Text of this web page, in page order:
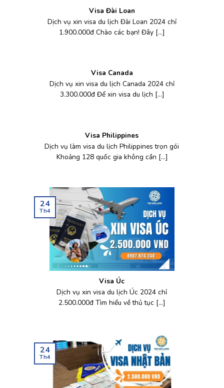
Visa Đài Loan
Dịch vụ xin visa du lịch Đài Loan 2024 chỉ
1.900.000đ Chào các bạn! Đây [...]
Visa Canada
Dịch vụ xin visa du lịch Canada 2024 chỉ
3.300.000đ Để xin visa du lịch [...]
Visa Philippines
Dịch vụ làm visa du lịch Philippines trọn gói
Khoảng 128 quốc gia không cần [...]
Visa Úc
Dịch vụ xin visa du lịch Úc 2024 chỉ
2.500.000đ Tìm hiểu về thủ tục [...]
24
Th4
24
Th4